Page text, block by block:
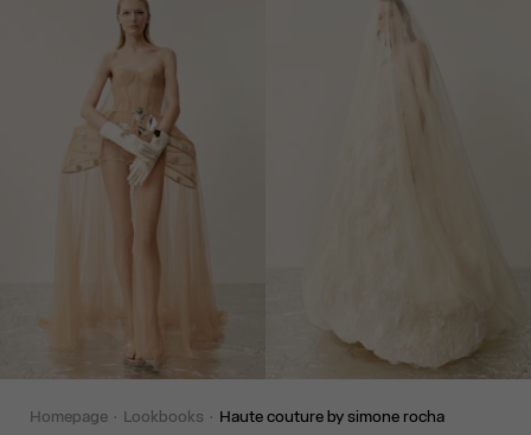
homepage lookbooks haute couture by simone rocha